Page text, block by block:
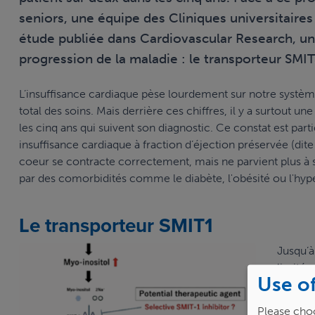
seniors, une équipe des Cliniques
étude publiée dans Cardiovascular Research,
progression de la maladie : le transporteur
L’insuffisance cardiaque pèse lourdement sur notre
total des soins. Mais derrière ces chiffres, il y a surtout
les cinq ans qui suivent son diagnostic. Ce constat est
insuffisance cardiaque à fraction d’éjection préservée
coeur se contracte correctement, mais ne parvient plus
par des comorbidités comme le diabète, l'obésité ou
Le transporteur SMIT1
limités
Use
Please